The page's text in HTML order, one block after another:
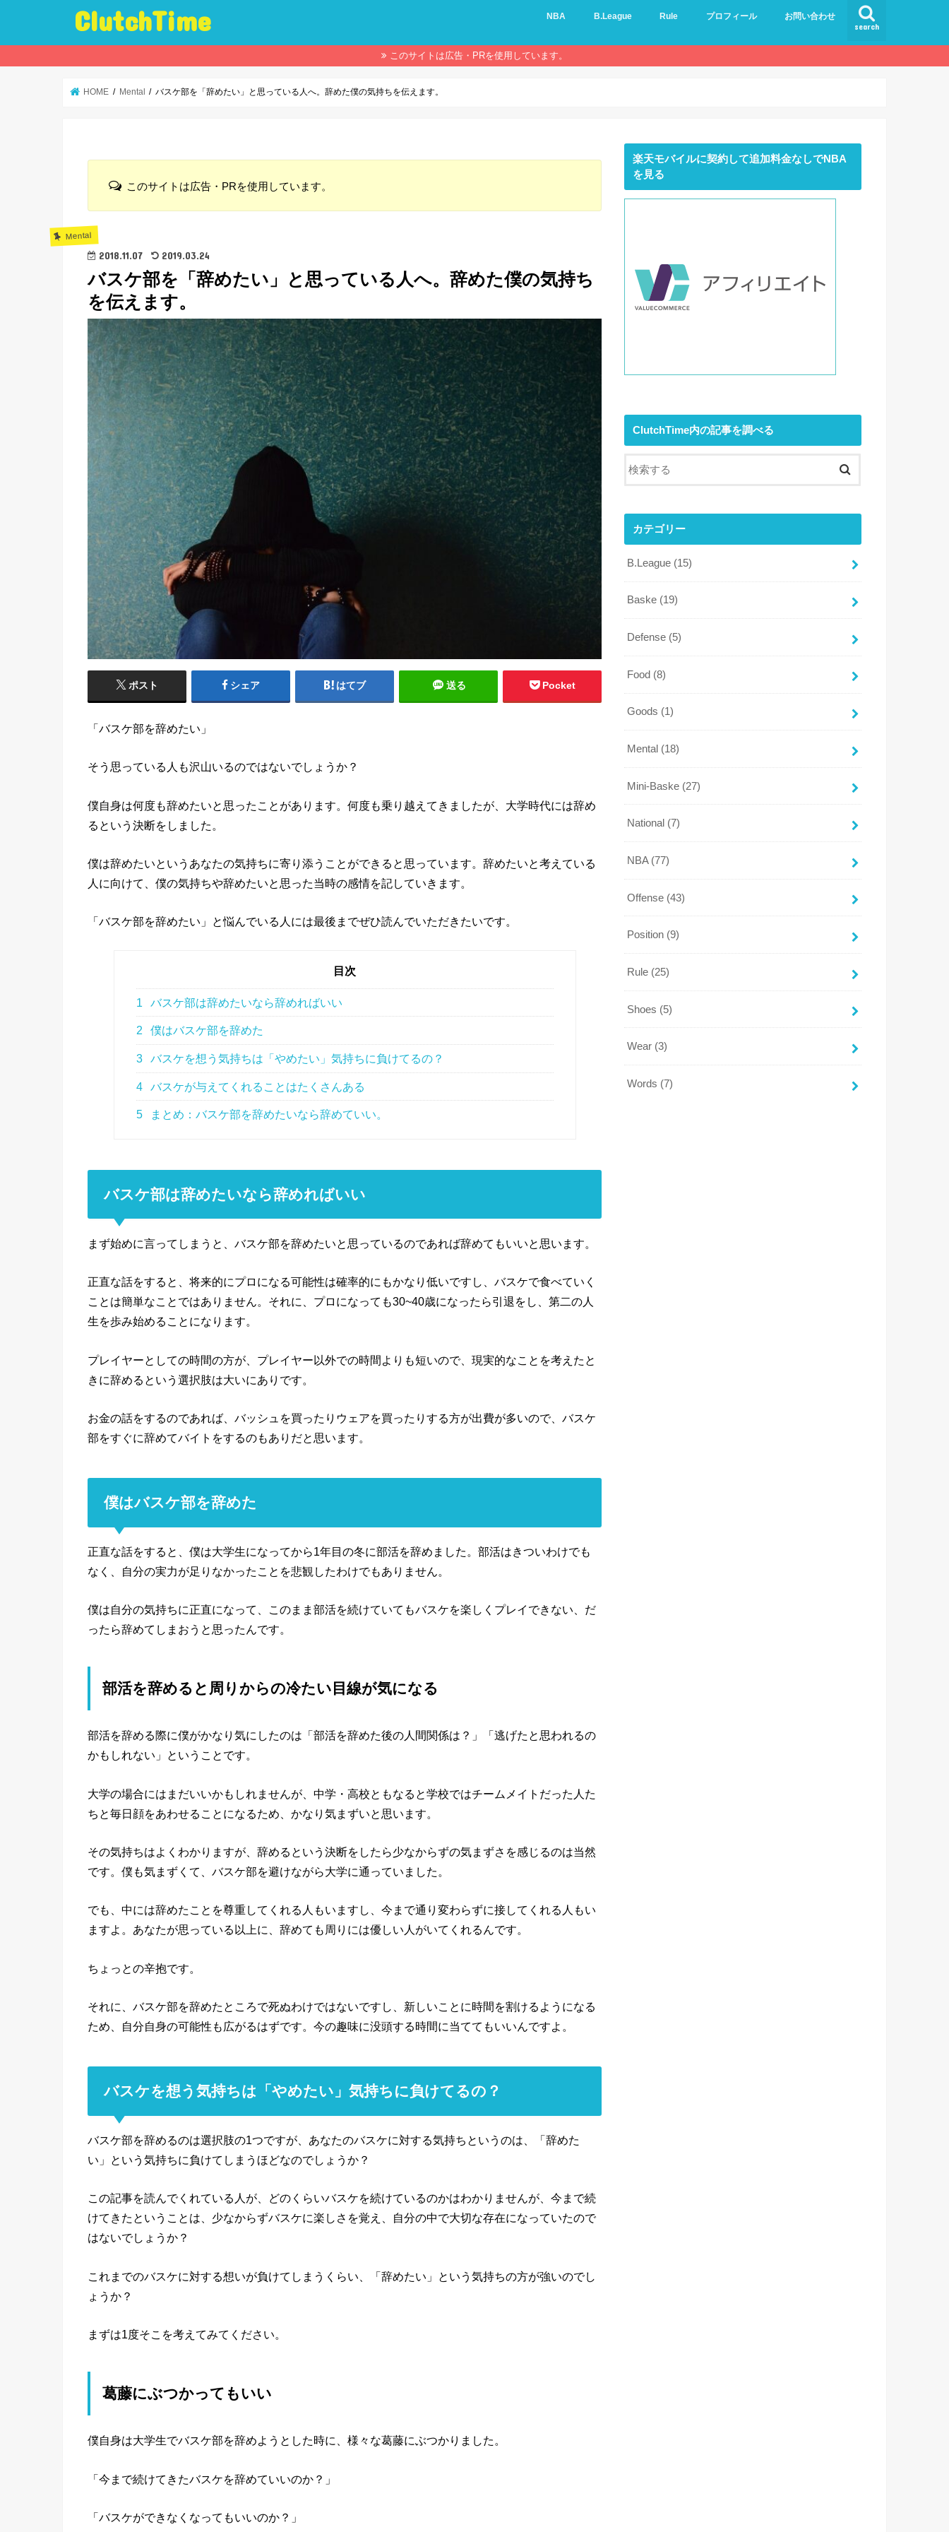
ClutchTime search
NBA B.League Rule プロフィール お問い合わせ
このサイトは広告・PRを使用しています。
HOME Mental バスケ部を「辞めたい」と思っている人へ。辞めた僕の気持ちを伝えます。
このサイトは広告・PRを使用しています。
Mental
2018.11.07 2019.03.24
バスケ部を「辞めたい」と思っている人へ。辞めた僕の気持ち
を伝えます。
ポスト シェア はてブ 送る Pocket
「バスケ部を辞めたい」
そう思っている人も沢山いるのではないでしょうか？
僕自身は何度も辞めたいと思ったことがあります。何度も乗り越えてきましたが、大学時代には辞め
るという決断をしました。
僕は辞めたいというあなたの気持ちに寄り添うことができると思っています。辞めたいと考えている
人に向けて、僕の気持ちや辞めたいと思った当時の感情を記していきます。
「バスケ部を辞めたい」と悩んでいる人には最後までぜひ読んでいただきたいです。
目次
1 バスケ部は辞めたいなら辞めればいい
2 僕はバスケ部を辞めた
3 バスケを想う気持ちは「やめたい」気持ちに負けてるの？
4 バスケが与えてくれることはたくさんある
5 まとめ：バスケ部を辞めたいなら辞めていい。
バスケ部は辞めたいなら辞めればいい
まず始めに言ってしまうと、バスケ部を辞めたいと思っているのであれば辞めてもいいと思います。
正直な話をすると、将来的にプロになる可能性は確率的にもかなり低いですし、バスケで食べていく
ことは簡単なことではありません。それに、プロになっても30~40歳になったら引退をし、第二の人
生を歩み始めることになります。
プレイヤーとしての時間の方が、プレイヤー以外での時間よりも短いので、現実的なことを考えたと
きに辞めるという選択肢は大いにありです。
お金の話をするのであれば、バッシュを買ったりウェアを買ったりする方が出費が多いので、バスケ
部をすぐに辞めてバイトをするのもありだと思います。
僕はバスケ部を辞めた
正直な話をすると、僕は大学生になってから1年目の冬に部活を辞めました。部活はきついわけでも
なく、自分の実力が足りなかったことを悲観したわけでもありません。
僕は自分の気持ちに正直になって、このまま部活を続けていてもバスケを楽しくプレイできない、だ
ったら辞めてしまおうと思ったんです。
部活を辞めると周りからの冷たい目線が気になる
部活を辞める際に僕がかなり気にしたのは「部活を辞めた後の人間関係は？」「逃げたと思われるの
かもしれない」ということです。
大学の場合にはまだいいかもしれませんが、中学・高校ともなると学校ではチームメイトだった人た
ちと毎日顔をあわせることになるため、かなり気まずいと思います。
その気持ちはよくわかりますが、辞めるという決断をしたら少なからずの気まずさを感じるのは当然
です。僕も気まずくて、バスケ部を避けながら大学に通っていました。
でも、中には辞めたことを尊重してくれる人もいますし、今まで通り変わらずに接してくれる人もい
ますよ。あなたが思っている以上に、辞めても周りには優しい人がいてくれるんです。
ちょっとの辛抱です。
それに、バスケ部を辞めたところで死ぬわけではないですし、新しいことに時間を割けるようになる
ため、自分自身の可能性も広がるはずです。今の趣味に没頭する時間に当ててもいいんですよ。
バスケを想う気持ちは「やめたい」気持ちに負けてるの？
バスケ部を辞めるのは選択肢の1つですが、あなたのバスケに対する気持ちというのは、「辞めた
い」という気持ちに負けてしまうほどなのでしょうか？
この記事を読んでくれている人が、どのくらいバスケを続けているのかはわかりませんが、今まで続
けてきたということは、少なからずバスケに楽しさを覚え、自分の中で大切な存在になっていたので
はないでしょうか？
これまでのバスケに対する想いが負けてしまうくらい、「辞めたい」という気持ちの方が強いのでし
ょうか？
まずは1度そこを考えてみてください。
葛藤にぶつかってもいい
僕自身は大学生でバスケ部を辞めようとした時に、様々な葛藤にぶつかりました。
「今まで続けてきたバスケを辞めていいのか？」
「バスケができなくなってもいいのか？」
楽天モバイルに契約して追加料金なしでNBA
を見る
ClutchTime内の記事を調べる
カテゴリー
B.League (15)
Baske (19)
Defense (5)
Food (8)
Goods (1)
Mental (18)
Mini-Baske (27)
National (7)
NBA (77)
Offense (43)
Position (9)
Rule (25)
Shoes (5)
Wear (3)
Words (7)